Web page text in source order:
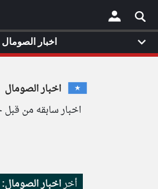
×
اخبار الصومال
اخبار سابقه من قبل
أخراخبار الصومال:
اخبار الصومال